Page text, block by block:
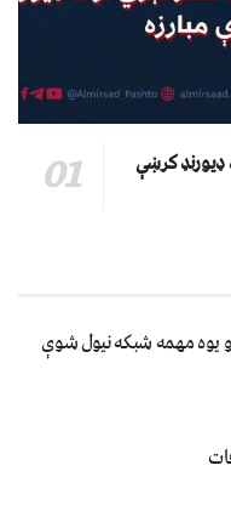
ډیورنډ کرښې
يوه مهمه شبکه نيول شوې